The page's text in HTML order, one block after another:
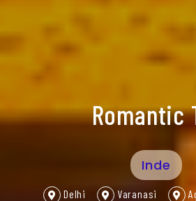
Romantic
Inde
Delhi Varanasi